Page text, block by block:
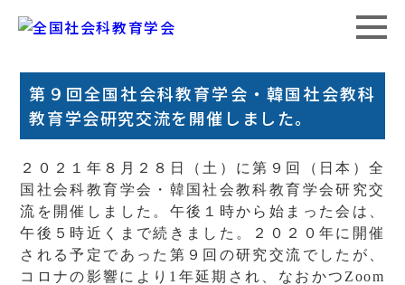
第９回全国社会科教育学会・韓国社会教科
教育学会研究交流を開催しました。
２０２１年８月２８日（土）に第９回（日本）全
国社会科教育学会・韓国社会教科教育学会研究交
流を開催しました。午後１時から始まった会は、
午後５時近くまで続きました。２０２０年に開催
される予定であった第９回の研究交流でしたが、
コロナの影響により1年延期され、なおかつZoom